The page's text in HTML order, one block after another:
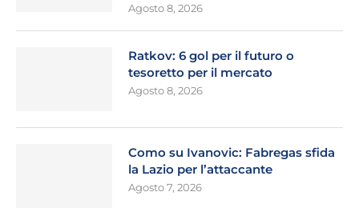
Agosto 8, 2026
Ratkov: 6 gol per il futuro o
tesoretto per il mercato
Agosto 8, 2026
Como su Ivanovic: Fabregas sfida
la Lazio per l’attaccante
Agosto 7, 2026